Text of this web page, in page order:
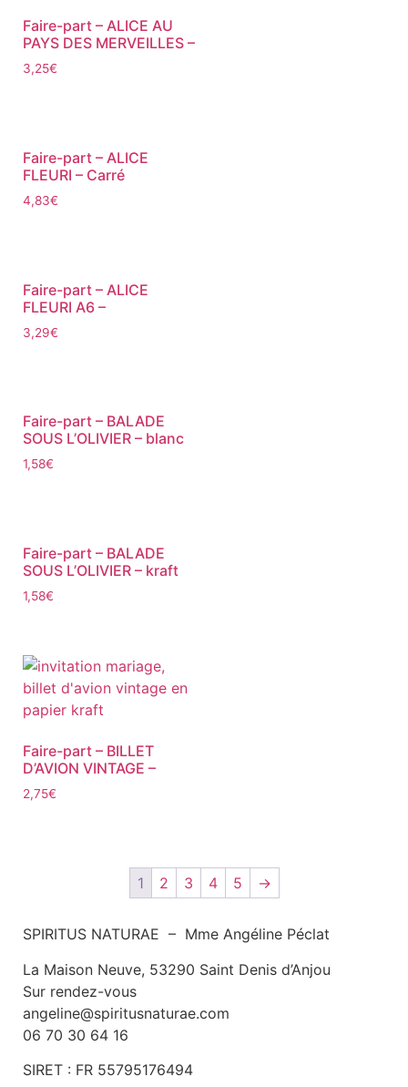
Faire-part – ALICE AU
PAYS DES MERVEILLES –
3,25€
Faire-part – ALICE
FLEURI – Carré
4,83€
Faire-part – ALICE
FLEURI A6 –
3,29€
Faire-part – BALADE
SOUS L’OLIVIER – blanc
1,58€
Faire-part – BALADE
SOUS L’OLIVIER – kraft
1,58€
Faire-part – BILLET
D’AVION VINTAGE –
2,75€
1 2 3 4 5 →
SPIRITUS NATURAE – Mme Angéline Péclat
La Maison Neuve, 53290 Saint Denis d’Anjou
Sur rendez-vous
angeline@spiritusnaturae.com
06 70 30 64 16
SIRET : FR 55795176494